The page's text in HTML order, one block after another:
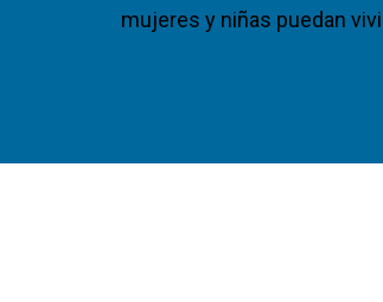
mujeres y niñas puedan